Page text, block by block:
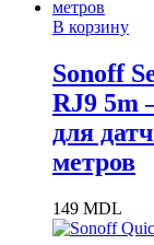
В корзину
Sonoff
RJ9 5m
для
метров
149 MDL